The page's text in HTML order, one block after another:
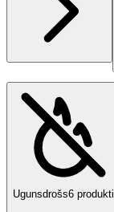
Ugunsdrošs6 produkti